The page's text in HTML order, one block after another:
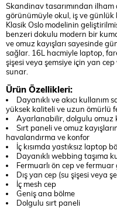
Skandinav tasarımından ilham
görünümüyle okul, iş ve günlük
Klasik Oslo modelinin
benzeri dokulu modern bir
ve omuz kayışları sayesinde
sağlar. 16L hacmiyle laptop,
şişesi veya şemsiye için yan
sunar.
Ürün Özellikleri:
Dayanıklı ve akıcı
yüksek kaliteli ve uzun ömürlü
Ayarlanabilir, dolgulu omuz
Sırt paneli ve omuz
havalandırma ve konfor
İç kısımda yastıksız laptop
Dayanıklı webbing taşıma
Fermuarlı ön cep ve fermuar
Dış yan cep (su şişesi veya
İç mesh cep
Geniş ana bölme
Dolgulu sırt paneli